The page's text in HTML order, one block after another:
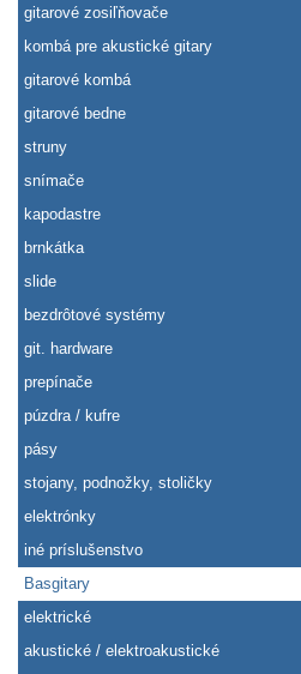
gitarové zosiľňovače
kombá pre akustické gitary
gitarové kombá
gitarové bedne
struny
snímače
kapodastre
brnkátka
slide
bezdrôtové systémy
git. hardware
prepínače
púzdra / kufre
pásy
stojany, podnožky, stoličky
elektrónky
iné príslušenstvo
Basgitary
elektrické
akustické / elektroakustické